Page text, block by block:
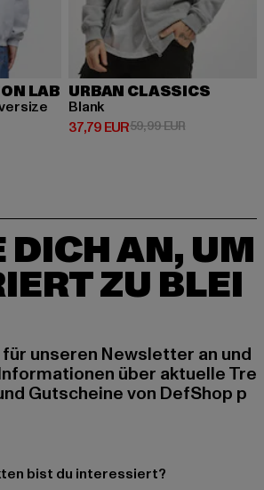
LAB
EUR 89,99 EUR
URBAN CLASSICS
Blank
37,79 EUR
Derzeitiger Preis: 37,79 EUR
59,99 EURAktionspreis:
DICH AN, UM
ZU BLEI
unseren Newsletter an und
über aktuelle Tre
Gutscheine von DefShop p
bist du interessiert?